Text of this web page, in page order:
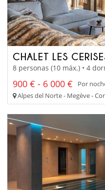
CHALET LES
8 personas (10 máx.) • 4
900 € - 6 000 € Por
Alpes del Norte - Megève -